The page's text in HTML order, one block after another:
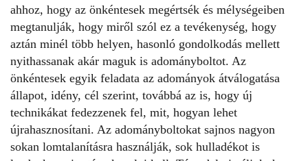
ahhoz, hogy az önkéntesek megértsék és mélységeiben
megtanulják, hogy miről szól ez a tevékenység, hogy
aztán minél több helyen, hasonló gondolkodás mellett
nyithassanak akár maguk is adományboltot. Az
önkéntesek egyik feladata az adományok átválogatása
állapot, idény, cél szerint, továbbá az is, hogy új
technikákat fedezzenek fel, mit, hogyan lehet
újrahasznosítani. Az adományboltokat sajnos nagyon
sokan lomtalanításra használják, sok hulladékot is